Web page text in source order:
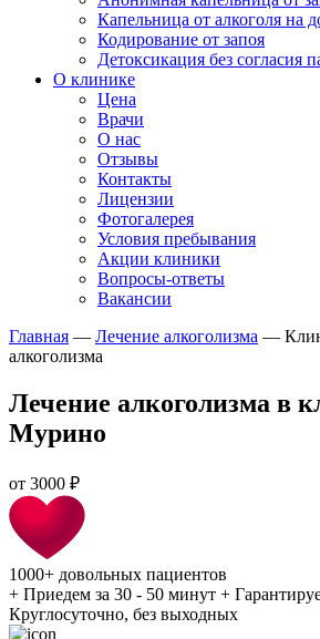
Капельница от алкоголя на
Кодирование от запоя
Детоксикация без согласия
О клинике
Цена
Врачи
О нас
Отзывы
Контакты
Лицензии
Фотогалерея
Условия пребывания
Акции клиники
Вопросы-ответы
Вакансии
Главная — Лечение алкоголизма —
алкоголизма
Лечение алкоголизма в
Мурино
от 3000 ₽
1000+ довольных пациентов
+ Приедем за 30 - 50 минут +
Круглосуточно, без выходных